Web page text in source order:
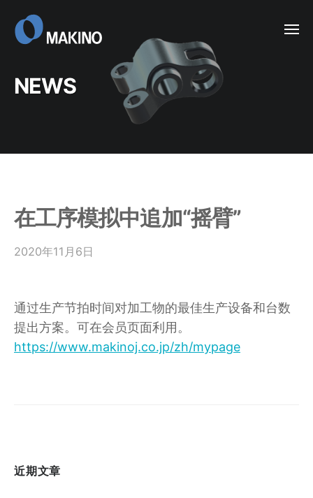
content
NEWS
在工序模拟中追加“摇臂”
2020年11月6日
理
者
通过生产节拍时间对加工物的最佳生产设备和台数
提出方案。可在会员页面利用。
https://www.makinoj.co.jp/zh/mypage
近期文章